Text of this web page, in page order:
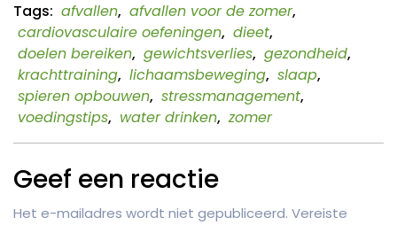
Tags: afvallen, afvallen voor de zomer,
cardiovasculaire oefeningen, dieet,
doelen bereiken, gewichtsverlies, gezondheid,
krachttraining, lichaamsbeweging, slaap,
spieren opbouwen, stressmanagement,
voedingstips, water drinken, zomer
Geef een reactie
Het e-mailadres wordt niet gepubliceerd. Vereiste